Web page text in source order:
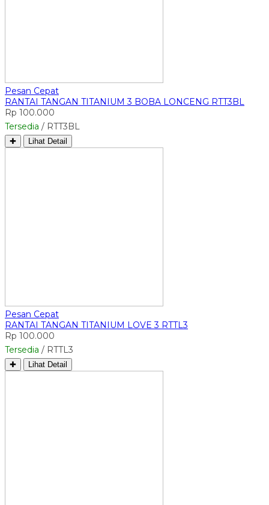
Pesan Cepat
RANTAI TANGAN TITANIUM 3 BOBA LONCENG RTT3BL
Rp 100.000
Tersedia / RTT3BL
✚ Lihat Detail
Pesan Cepat
RANTAI TANGAN TITANIUM LOVE 3 RTTL3
Rp 100.000
Tersedia / RTTL3
✚ Lihat Detail